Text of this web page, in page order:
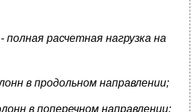
- полная расчетная нагрузка на
в продольном направлении;
в поперечном направлении;